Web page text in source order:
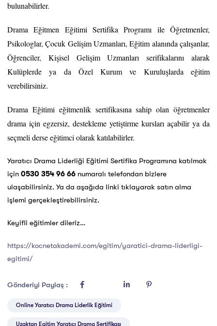
bulunabilirler.
Drama Eğitmen Eğitimi Sertifika Programı ile Öğretmenler,
Psikologlar, Çocuk Gelişim Uzmanları, Eğitim alanında çalışanlar,
Öğrenciler, Kişisel Gelişim Uzmanları serifikalarını alarak
Kulüplerde ya da Özel Kurum ve Kuruluşlarda eğitim
verebilirsiniz.
Drama Eğitimi eğitmenlik sertifikasına sahip olan öğretmenler
drama için egzersiz, destekleme yetiştirme kursları açabilir ya da
seçmeli derse eğitimci olarak katılabilirler.
Yaratıcı Drama Liderliği Eğitimi Sertifika Programına katılmak
için 0530 354 96 66 numaralı telefondan bizlere
ulaşabilirsiniz. Ya da aşağıda linki tıklayarak satın alma
işlemi gerçekleştirebilirsiniz.
Keyifli eğitimler dileriz…
https://kocnetakademi.com/egitim/yaratici-drama-liderligi-
egitimi/
Gönderiyi Paylaş :
Online Yaratıcı Drama Liderlik Eğitimi
Uzaktan Egitim Yaratıcı Drama Sertifikası